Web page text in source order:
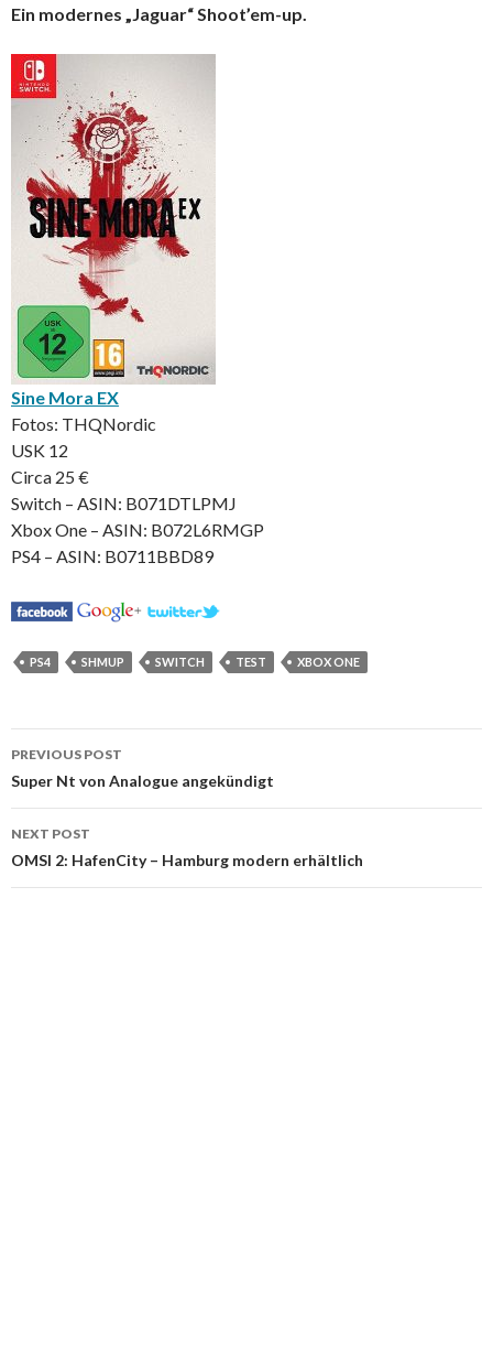
Ein modernes „Jaguar“ Shoot’em-up.
Sine Mora EX
Fotos: THQNordic
USK 12
Circa 25 €
Switch – ASIN: B071DTLPMJ
Xbox One – ASIN: B072L6RMGP
PS4 – ASIN: B0711BBD89
PS4 SHMUP SWITCH TEST XBOX ONE
Post
navigation
PREVIOUS POST
Super Nt von Analogue angekündigt
NEXT POST
OMSI 2: HafenCity – Hamburg modern erhältlich